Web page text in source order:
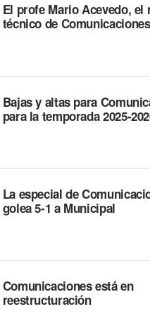
El profe Mario Acevedo, el
técnico de
Bajas y altas para
para la temporada 2025-
La especial de
golea 5-1 a Municipal
Comunicaciones está en
reestructuración